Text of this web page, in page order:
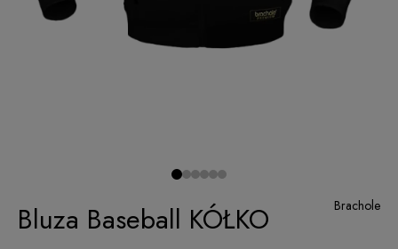
Brachole
Bluza Baseball KÓŁKO